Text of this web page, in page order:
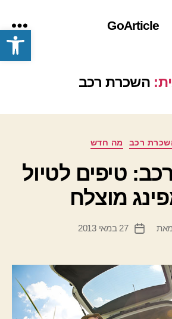
פתח סרגל נגישות GoArticle
תפריט
השכרת רכב
קטגוריותרכב מה חדש
טיפים לטיול
מוצלח
מאת
תאריך
27 במאי 2013